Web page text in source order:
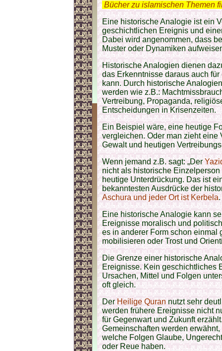
Bücher zu islamischen Themen
Eine historische Analogie ist ein
geschichtlichen Ereignis und
Dabei wird angenommen, dass
Muster oder Dynamiken
Historische Analogien dienen
das Erkenntnisse daraus auch
kann. Durch historische
werden wie z.B.:
Vertreibung, Propaganda,
Entscheidungen in Krisenzeiten.
Ein Beispiel wäre, eine heutige
vergleichen. Oder man zieht
Gewalt und heutigen
Wenn jemand z.B. sagt: „Der
nicht als historische
heutige Unterdrückung. Das ist
bekanntesten Ausdrücke der
Aschura und jeder Ort ist Kerbela.
Eine historische Analogie kann
Ereignisse moralisch und
es in anderer Form schon einmal
mobilisieren oder Trost und
Die Grenze einer historische
Ereignisse. Kein geschichtliches
Ursachen, Mittel und Folgen
oft gleich.
DerHeilige Qurannutzt sehr
werden frühere Ereignisse nicht
für Gegenwart und Zukunft
Gemeinschaften werden
welche Folgen Glaube,
oder Reue haben.